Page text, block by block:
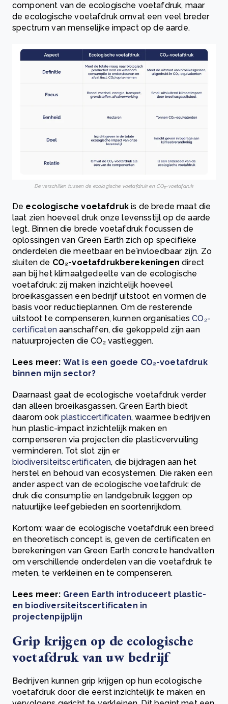
component van de ecologische voetafdruk, maar
de ecologische voetafdruk omvat een veel breder
spectrum van menselijke impact op de aarde.
De verschillen tussen de ecologische voetafdruk en CO₂-voetafdruk
De ecologische voetafdruk is de brede maat die
laat zien hoeveel druk onze levensstijl op de aarde
legt. Binnen die brede voetafdruk focussen de
oplossingen van Green Earth zich op specifieke
onderdelen die meetbaar en beïnvloedbaar zijn. Zo
sluiten de CO₂-voetafdrukberekeningen direct
aan bij het klimaatgedeelte van de ecologische
voetafdruk: zij maken inzichtelijk hoeveel
broeikasgassen een bedrijf uitstoot en vormen de
basis voor reductieplannen. Om de resterende
uitstoot te compenseren, kunnen organisatiesCO₂-
certificatenaanschaffen, die gekoppeld zijn aan
natuurprojecten die CO₂ vastleggen.
Lees meer: Wat is een goede CO₂-voetafdruk
binnen mijn sector?
Daarnaast gaat de ecologische voetafdruk verder
dan alleen broeikasgassen. Green Earth biedt
daarom ook plasticcertificaten, waarmee bedrijven
hun plastic-impact inzichtelijk maken en
compenseren via projecten die plasticvervuiling
verminderen. Tot slot zijn er
biodiversiteitscertificaten, die bijdragen aan het
herstel en behoud van ecosystemen. Die raken een
ander aspect van de ecologische voetafdruk: de
druk die consumptie en landgebruik leggen op
natuurlijke leefgebieden en soortenrijkdom.
Kortom: waar de ecologische voetafdruk een breed
en theoretisch concept is, geven de certificaten en
berekeningen van Green Earth concrete handvatten
om verschillende onderdelen van die voetafdruk te
meten, te verkleinen en te compenseren.
Lees meer: Green Earth introduceert plastic-
en biodiversiteitscertificaten in
projectenpijplijn
Grip krijgen op de ecologische
voetafdruk van uw bedrijf
Bedrijven kunnen grip krijgen op hun ecologische
voetafdruk door die eerst inzichtelijk te maken en